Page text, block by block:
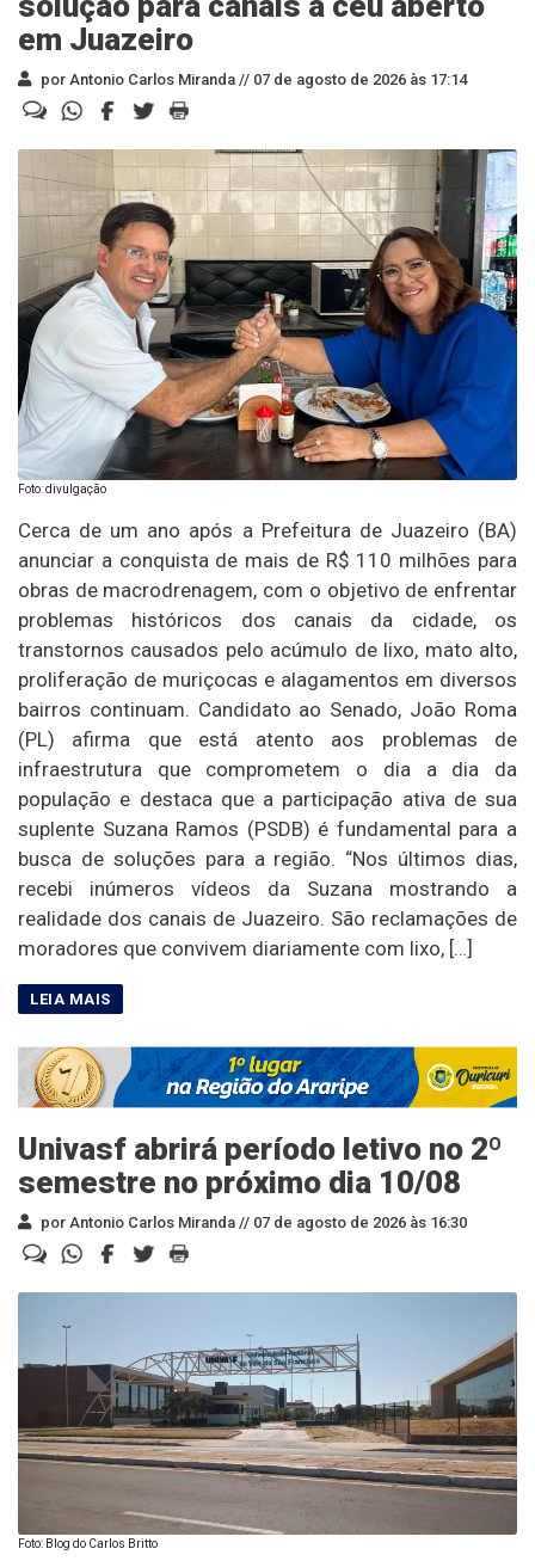
em Juazeiro
por Antonio Carlos Miranda // 07 de agosto de 2026 às 17:14
Foto: divulgação
Cerca de um ano após a Prefeitura de Juazeiro (BA)
anunciar a conquista de mais de R$ 110 milhões para
obras de macrodrenagem, com o objetivo de enfrentar
problemas históricos dos canais da cidade, os
transtornos causados pelo acúmulo de lixo, mato alto,
proliferação de muriçocas e alagamentos em diversos
bairros continuam. Candidato ao Senado, João Roma
(PL) afirma que está atento aos problemas de
infraestrutura que comprometem o dia a dia da
população e destaca que a participação ativa de sua
suplente Suzana Ramos (PSDB) é fundamental para a
busca de soluções para a região. “Nos últimos dias,
recebi inúmeros vídeos da Suzana mostrando a
realidade dos canais de Juazeiro. São reclamações de
moradores que convivem diariamente com lixo, […]
Univasf abrirá período letivo no 2º
semestre no próximo dia 10/08
por Antonio Carlos Miranda // 07 de agosto de 2026 às 16:30
Foto: Blog do Carlos Britto